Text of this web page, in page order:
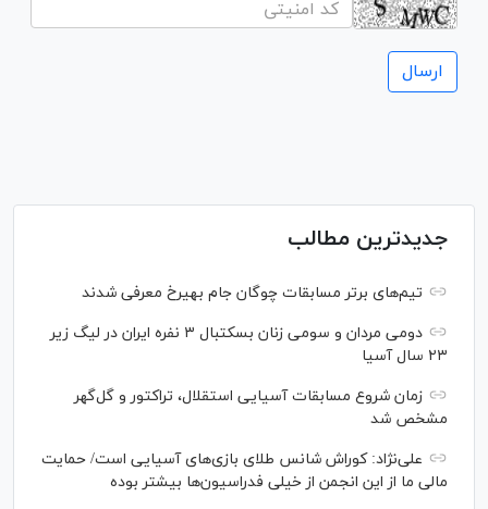
جدیدترین مطالب
تیم‌های برتر مسابقات چوگان جام بهیرخ معرفی شدند
دومی مردان و سومی زنان بسکتبال ۳ نفره ایران در لیگ زیر
۲۳ سال آسیا
زمان شروع مسابقات آسیایی استقلال، تراکتور و گل‌گهر
مشخص شد
علی‌نژاد: کوراش شانس طلای بازی‌های آسیایی است/ حمایت
مالی ما از این انجمن از خیلی فدراسیون‌ها بیشتر بوده